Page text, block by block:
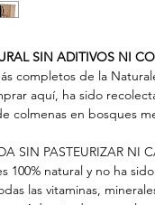
SIN ADITIVOS NI
completos de la
aquí, ha sido
colmenas en bosques
SIN PASTEURIZAR NI
100% natural y no ha
las vitaminas,